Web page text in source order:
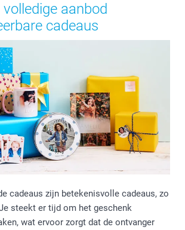
aanbod
cadeaus
cadeaus zijn betekenisvolle cadeaus, zo
steekt er tijd om het geschenk
wat ervoor zorgt dat de ontvanger